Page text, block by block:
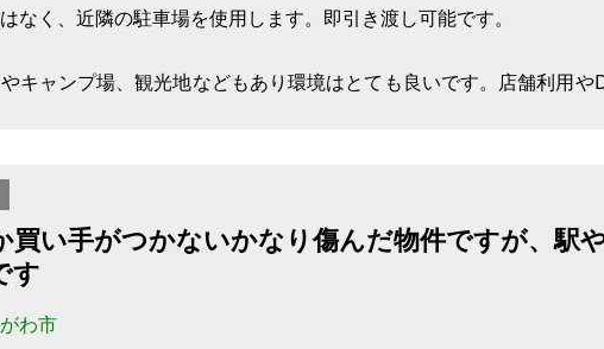
なく、近隣の駐車場を使用します。即引き渡し可能です。
キャンプ場、観光地などもあり環境はとても良いです。店舗利用や
買い手がつかないかなり傷んだ物件ですが、駅
す
わ市